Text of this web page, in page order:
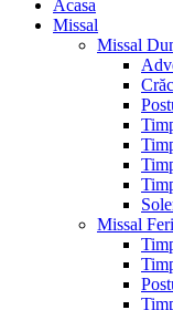
Acasa
Missal
Missal
Missal